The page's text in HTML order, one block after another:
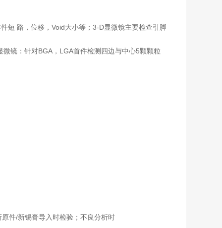
短 路，位移，Void大小等；3-D显微镜主要检查引脚
镜：针对BGA，LGA首件检测四边与中心5颗颗粒
件/新锡膏导入时检验；不良分析时